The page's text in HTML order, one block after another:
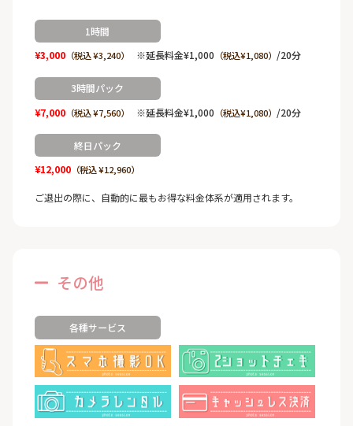
1時間
¥3,000（税込 ¥3,240） ※延長料金¥1,000 （税込¥1,080） /20分
3時間パック
¥7,000（税込 ¥7,560） ※延長料金¥1,000 （税込¥1,080） /20分
終日パック
¥12,000（税込 ¥12,960）
ご退出の際に、自動的に最もお得な料金体系が適用されます。
その他
各種サービス